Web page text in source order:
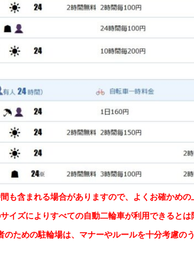
も含まれる場合がありますので、よくお確かめの
イズによりすべての自動二輪車が利用できるとは
ための駐輪場は、マナーやルールを十分考慮の